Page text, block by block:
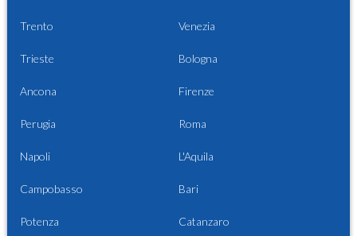
Trento Venezia
Trieste Bologna
Ancona Firenze
Perugia Roma
Napoli L'Aquila
Campobasso Bari
Potenza Catanzaro